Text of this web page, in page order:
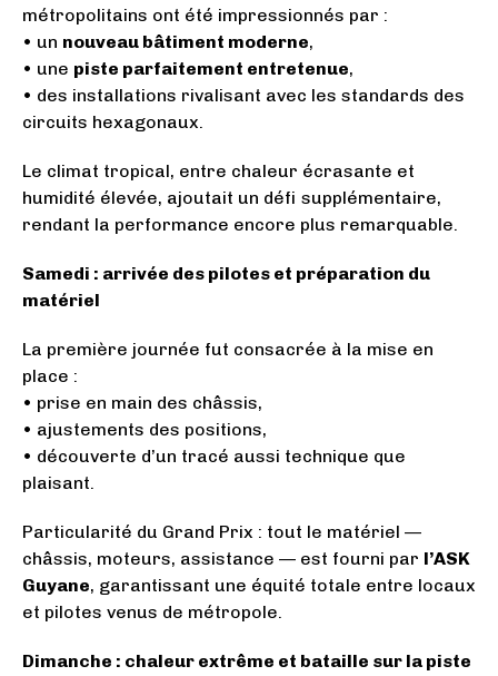
métropolitains ont été impressionnés par :
• un nouveau bâtiment moderne,
• une piste parfaitement entretenue,
• des installations rivalisant avec les standards des
circuits hexagonaux.
Le climat tropical, entre chaleur écrasante et
humidité élevée, ajoutait un défi supplémentaire,
rendant la performance encore plus remarquable.
Samedi : arrivée des pilotes et préparation du
matériel
La première journée fut consacrée à la mise en
place :
• prise en main des châssis,
• ajustements des positions,
• découverte d’un tracé aussi technique que
plaisant.
Particularité du Grand Prix : tout le matériel —
châssis, moteurs, assistance — est fourni par l’ASK
Guyane, garantissant une équité totale entre locaux
et pilotes venus de métropole.
Dimanche : chaleur extrême et bataille sur la piste